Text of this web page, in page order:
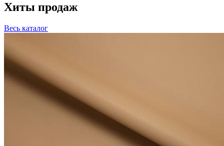
Хиты продаж
Весь каталог